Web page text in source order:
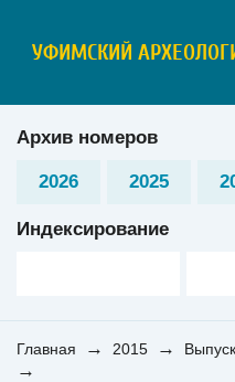
УФИМСКИЙ
Архив номеров
2026 2025
Индексирование
Главная → 2015 →
→